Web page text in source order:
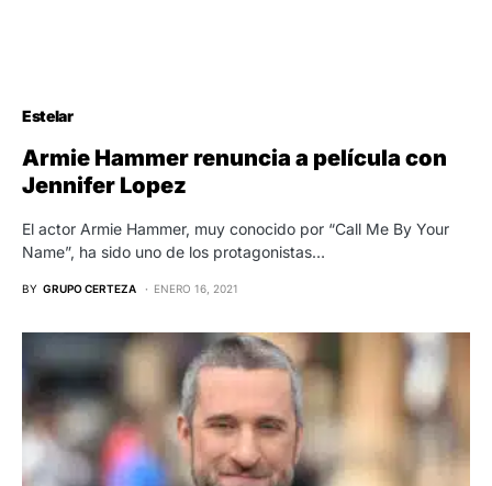
Estelar
Armie Hammer renuncia a película con
Jennifer Lopez
El actor Armie Hammer, muy conocido por “Call Me By Your
Name”, ha sido uno de los protagonistas…
BY GRUPO CERTEZA ENERO 16, 2021